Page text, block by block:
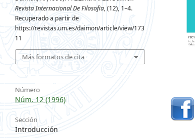
Revista Internacional De Filosofia, (12), 1–4.
Recuperado a partir de
https://revistas.um.es/daimon/article/view/173
11
Más formatos de cita
Número
Núm. 12 (1996)
Sección
Introducción